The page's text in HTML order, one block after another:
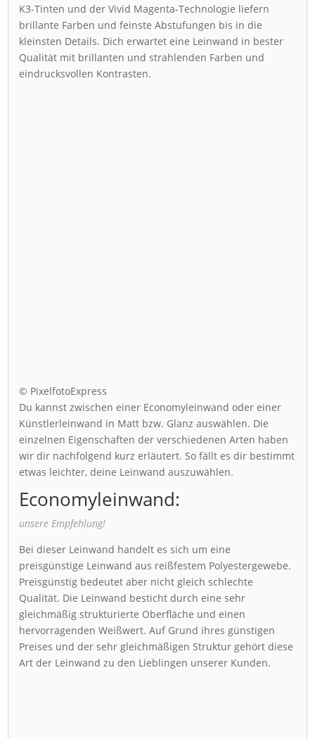
K3-Tinten und der Vivid Magenta-Technologie liefern
brillante Farben und feinste Abstufungen bis in die
kleinsten Details. Dich erwartet eine Leinwand in bester
Qualität mit brillanten und strahlenden Farben und
eindrucksvollen Kontrasten.
© PixelfotoExpress
Du kannst zwischen einer Economyleinwand oder einer
Künstlerleinwand in Matt bzw. Glanz auswählen. Die
einzelnen Eigenschaften der verschiedenen Arten haben
wir dir nachfolgend kurz erläutert. So fällt es dir bestimmt
etwas leichter, deine Leinwand auszuwählen.
Economyleinwand:
unsere Empfehlung!
Bei dieser Leinwand handelt es sich um eine
preisgünstige Leinwand aus reißfestem Polyestergewebe.
Preisgünstig bedeutet aber nicht gleich schlechte
Qualität. Die Leinwand besticht durch eine sehr
gleichmäßig strukturierte Oberfläche und einen
hervorragenden Weißwert. Auf Grund ihres günstigen
Preises und der sehr gleichmäßigen Struktur gehört diese
Art der Leinwand zu den Lieblingen unserer Kunden.